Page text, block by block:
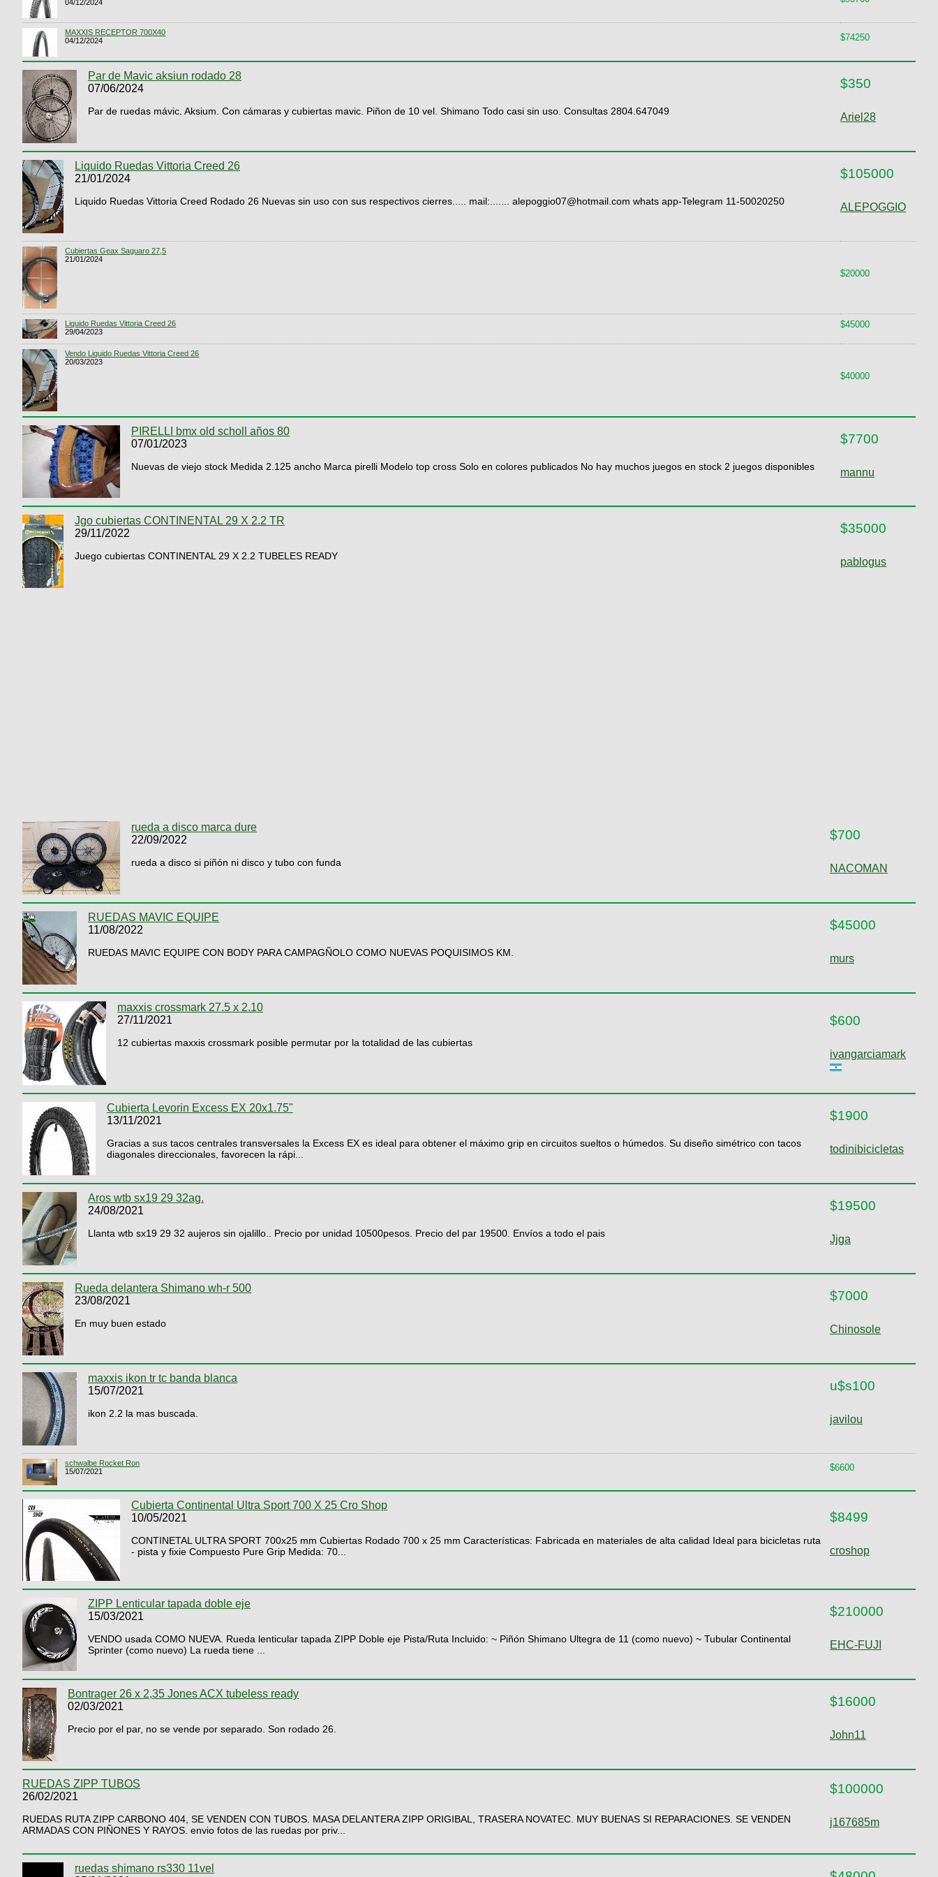
04/12/2024
MAXXIS RECEPTOR 700X40
04/12/2024
$74250
Par de Mavic aksiun rodado 28
07/06/2024
Par de ruedas mávic. Aksium. Con cámaras y cubiertas mavic. Piñon de 10 vel. Shimano Todo casi sin uso. Consultas 2804.647049
$350
Ariel28
Liquido Ruedas Vittoria Creed 26
21/01/2024
Liquido Ruedas Vittoria Creed Rodado 26 Nuevas sin uso con sus respectivos cierres..... mail:....... alepoggio07@hotmail.com whats app-Telegram 11-50020250
$105000
ALEPOGGIO
Cubiertas Geax Saguaro 27,5
21/01/2024
$20000
Liquido Ruedas Vittoria Creed 26
29/04/2023
$45000
Vendo Liquido Ruedas Vittoria Creed 26
20/03/2023
$40000
PIRELLI bmx old scholl años 80
07/01/2023
Nuevas de viejo stock Medida 2.125 ancho Marca pirelli Modelo top cross Solo en colores publicados No hay muchos juegos en stock 2 juegos disponibles
$7700
mannu
Jgo cubiertas CONTINENTAL 29 X 2.2 TR
29/11/2022
Juego cubiertas CONTINENTAL 29 X 2.2 TUBELES READY
$35000
pablogus
rueda a disco marca dure
22/09/2022
rueda a disco si piñón ni disco y tubo con funda
$700
NACOMAN
RUEDAS MAVIC EQUIPE
11/08/2022
RUEDAS MAVIC EQUIPE CON BODY PARA CAMPAGÑOLO COMO NUEVAS POQUISIMOS KM.
$45000
murs
maxxis crossmark 27.5 x 2.10
27/11/2021
12 cubiertas maxxis crossmark posible permutar por la totalidad de las cubiertas
$600
ivangarciamark
Cubierta Levorin Excess EX 20x1.75"
13/11/2021
Gracias a sus tacos centrales transversales la Excess EX es ideal para obtener el máximo grip en circuitos sueltos o húmedos. Su diseño simétrico con tacos
diagonales direccionales, favorecen la rápi...
$1900
todinibicicletas
Aros wtb sx19 29 32ag.
24/08/2021
Llanta wtb sx19 29 32 aujeros sin ojalillo.. Precio por unidad 10500pesos. Precio del par 19500. Envíos a todo el pais
$19500
Jjga
Rueda delantera Shimano wh-r 500
23/08/2021
En muy buen estado
$7000
Chinosole
maxxis ikon tr tc banda blanca
15/07/2021
ikon 2.2 la mas buscada.
u$s100
javilou
schwalbe Rocket Ron
15/07/2021
$6600
Cubierta Continental Ultra Sport 700 X 25 Cro Shop
10/05/2021
CONTINETAL ULTRA SPORT 700x25 mm Cubiertas Rodado 700 x 25 mm Características: Fabricada en materiales de alta calidad Ideal para bicicletas ruta
- pista y fixie Compuesto Pure Grip Medida: 70...
$8499
croshop
ZIPP Lenticular tapada doble eje
15/03/2021
VENDO usada COMO NUEVA. Rueda lenticular tapada ZIPP Doble eje Pista/Ruta Incluido: ~ Piñón Shimano Ultegra de 11 (como nuevo) ~ Tubular Continental
Sprinter (como nuevo) La rueda tiene ...
$210000
EHC-FUJI
Bontrager 26 x 2,35 Jones ACX tubeless ready
02/03/2021
Precio por el par, no se vende por separado. Son rodado 26.
$16000
John11
RUEDAS ZIPP TUBOS
26/02/2021
RUEDAS RUTA ZIPP CARBONO 404, SE VENDEN CON TUBOS. MASA DELANTERA ZIPP ORIGIBAL, TRASERA NOVATEC. MUY BUENAS SI REPARACIONES. SE VENDEN
ARMADAS CON PIÑONES Y RAYOS. envio fotos de las ruedas por priv...
$100000
j167685m
ruedas shimano rs330 11vel